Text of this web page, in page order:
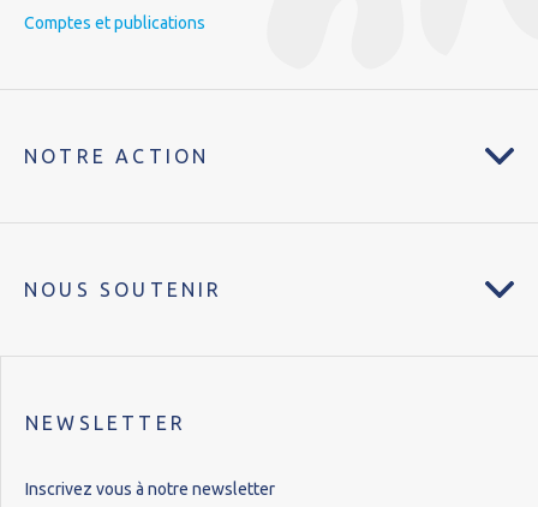
Comptes et publications
NOTRE ACTION
NOUS SOUTENIR
NEWSLETTER
Inscrivez vous à notre newsletter